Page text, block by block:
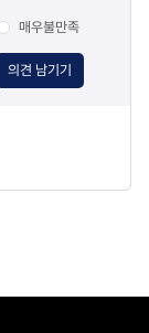
매우불만족
의견 남기기